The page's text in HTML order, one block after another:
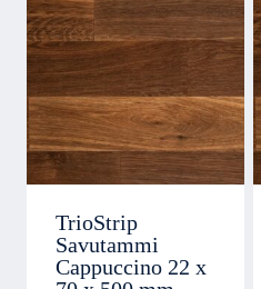
TrioStrip
Savutammi
Cappuccino 22 x